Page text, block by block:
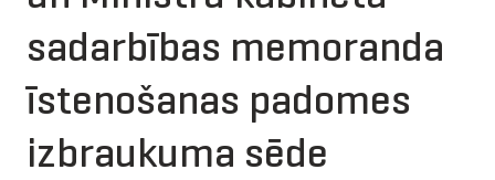
sadarbības memoranda
īstenošanas padomes
izbraukuma sēde